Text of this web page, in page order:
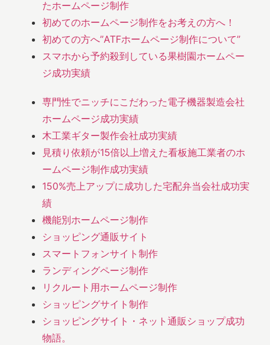
たホームページ制作
初めてのホームページ制作をお考えの方へ！
初めての方へ”ATFホームページ制作について”
スマホから予約殺到している果樹園ホームペー
ジ成功実績
専門性でニッチにこだわった電子機器製造会社
ホームページ成功実績
木工業ギター製作会社成功実績
見積り依頼が15倍以上増えた看板施工業者のホ
ームページ制作成功実績
150%売上アップに成功した宅配弁当会社成功実
績
機能別ホームページ制作
ショッピング通販サイト
スマートフォンサイト制作
ランディングページ制作
リクルート用ホームページ制作
ショッピングサイト制作
ショッピングサイト・ネット通販ショップ成功
物語。